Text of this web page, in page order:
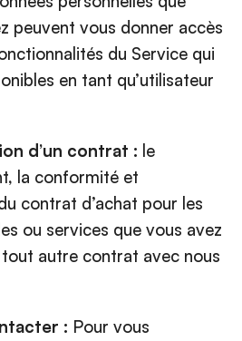
peuvent vous donner accès
du Service qui
en tant qu’utilisateur
d’un contrat : le
la conformité et
contrat d’achat pour les
ou services que vous avez
autre contrat avec nous
: Pour vous